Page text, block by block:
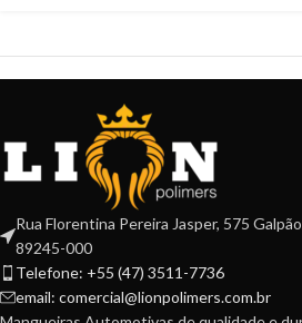
Rua Florentina Pereira Jasper, 575
89245-000
Telefone: +55 (47) 3511-7736
email: comercial@lionpolimers.com.br